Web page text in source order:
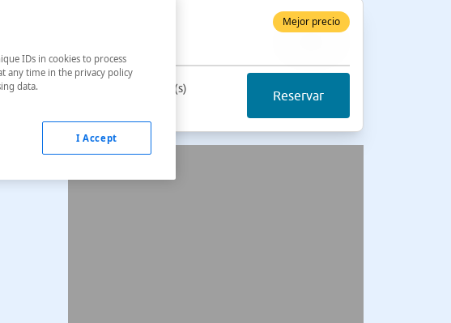
Mejor precio
Precio final 2 noche(s)
Reservar
IDs in cookies to process
any time in the privacy policy
data.
I Accept